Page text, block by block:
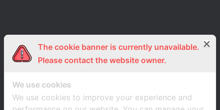
ร่วมงานกับเรา
สมัครงาน
Lemon Farm Cafe
ร้านอาหารอินทรีย์
The cookie banner is currently unavailable.
Please contact the website owner.
We use cookies
We use cookies to improve your experience and